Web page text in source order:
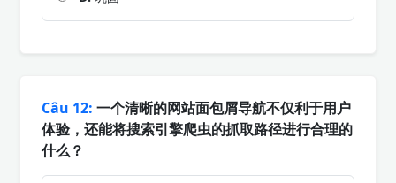
Câu 12: 一个清晰的网站面包屑导航不仅利于用户
体验，还能将搜索引擎爬虫的抓取路径进行合理的
什么？